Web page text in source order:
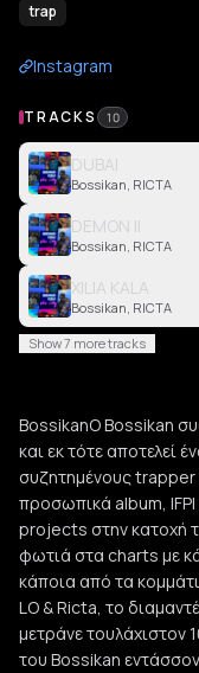
trap
Instagram
TRACKS 10
DUBAI
Bossikan, RICTA
DEMON II
Bossikan, RICTA
XILIA KALA
Bossikan, RICTA
Show 7 more tracks
BossikanΟ Bossikan
και εκ τότε αποτελεί
συζητημένους trapper
προσωπικά album,
projects στην κατοχή
φωτιά στα charts με
κάποια από τα
LO & Ricta, το
μετράνε τουλάχιστον
του Bossikan